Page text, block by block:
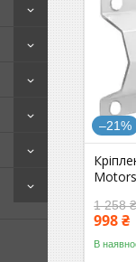
–21%
1 258 ₴
998 ₴
В